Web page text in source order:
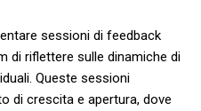
sessioni di feedback
di ⁣riflettere sulle dinamiche di
Queste‍ sessioni
di crescita‌ e apertura, dove